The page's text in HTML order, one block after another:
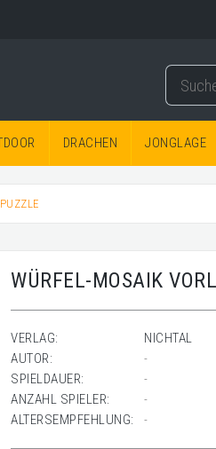
DRACHEN JONGLAGE
WÜRFEL-MOSAIK
VERLAG:
NICHTAL
AUTOR:
-
SPIELDAUER:
-
ANZAHL SPIELER:
-
ALTERSEMPFEHLUNG:
-